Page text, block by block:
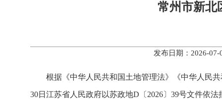
常州市新北
发布日期：2026-
根据《中华人民共和国土地管理法》《中华人民
30日江苏省人民政府以苏政地D〔2026〕39号文件依